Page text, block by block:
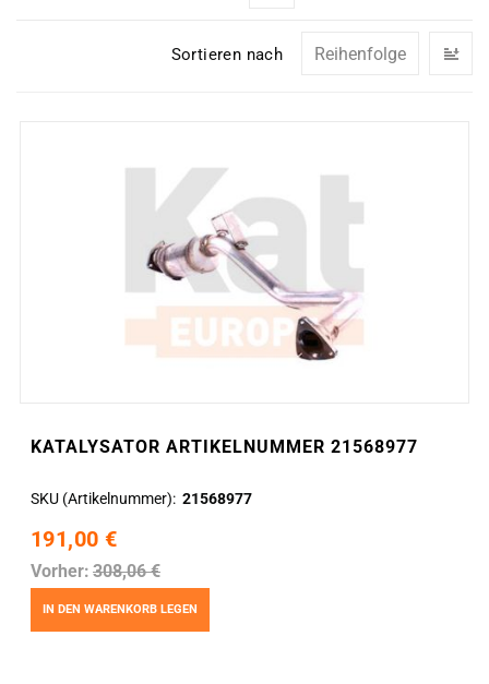
Sortieren nach
KATALYSATOR ARTIKELNUMMER 21568977
SKU (Artikelnummer) 21568977
191,00 €
Vorher: 308,06 €
IN DEN WARENKORB LEGEN